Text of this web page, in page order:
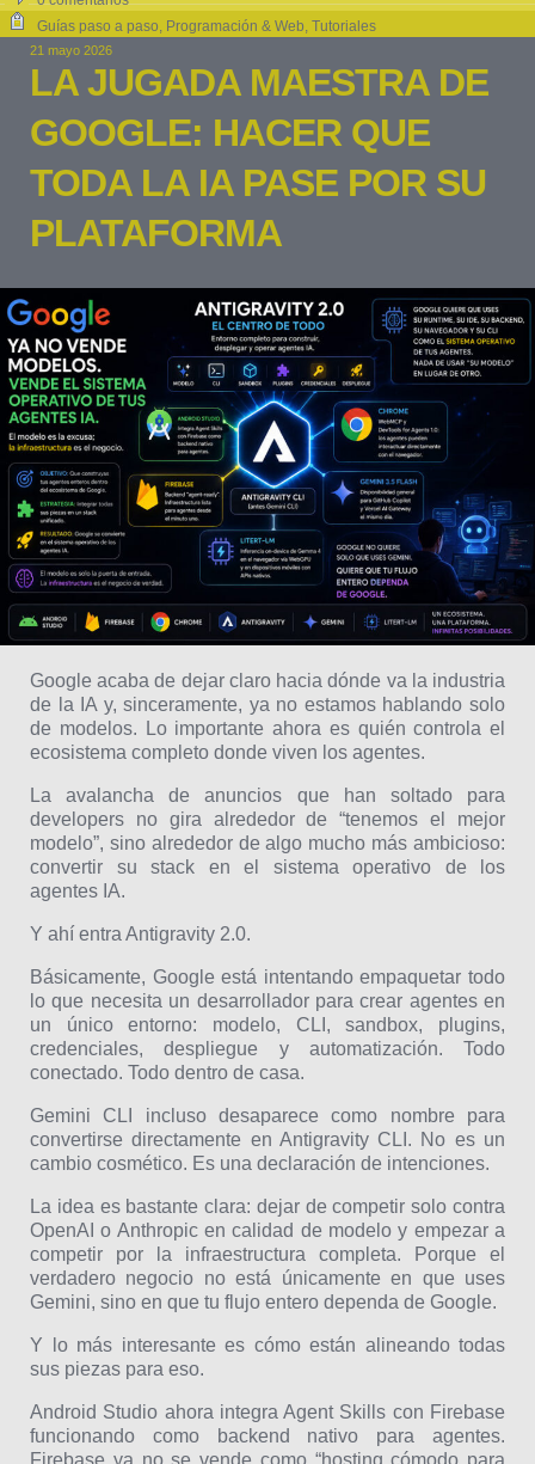
Guías paso a paso, Programación & Web, Tutoriales
21 mayo 2026
LA JUGADA MAESTRA DE
GOOGLE: HACER QUE
TODA LA IA PASE POR SU
PLATAFORMA
Google acaba de dejar claro hacia dónde va la industria
de la IA y, sinceramente, ya no estamos hablando solo
de modelos. Lo importante ahora es quién controla el
ecosistema completo donde viven los agentes.
La avalancha de anuncios que han soltado para
developers no gira alrededor de “tenemos el mejor
modelo”, sino alrededor de algo mucho más ambicioso:
convertir su stack en el sistema operativo de los
agentes IA.
Y ahí entra Antigravity 2.0.
Básicamente, Google está intentando empaquetar todo
lo que necesita un desarrollador para crear agentes en
un único entorno: modelo, CLI, sandbox, plugins,
credenciales, despliegue y automatización. Todo
conectado. Todo dentro de casa.
Gemini CLI incluso desaparece como nombre para
convertirse directamente en Antigravity CLI. No es un
cambio cosmético. Es una declaración de intenciones.
La idea es bastante clara: dejar de competir solo contra
OpenAI o Anthropic en calidad de modelo y empezar a
competir por la infraestructura completa. Porque el
verdadero negocio no está únicamente en que uses
Gemini, sino en que tu flujo entero dependa de Google.
Y lo más interesante es cómo están alineando todas
sus piezas para eso.
Android Studio ahora integra Agent Skills con Firebase
funcionando como backend nativo para agentes.
Firebase ya no se vende como “hosting cómodo para